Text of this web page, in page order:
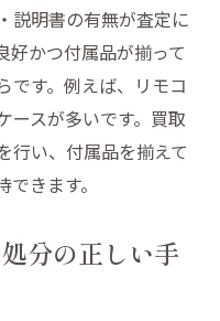
の新しい考え方と
分方法を再確認し
する手順を徹底解
とその解決策
軽に実現
説明書の有無が査定に
好かつ付属品が揃って
です。例えば、リモコ
ースが多いです。買取
行い、付属品を揃えて
きます。
分の正しい手